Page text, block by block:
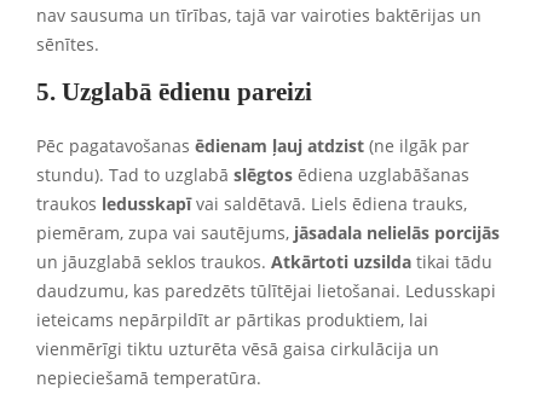
nav sausuma un tīrības, tajā var vairoties baktērijas un
sēnītes.
5. Uzglabā ēdienu pareizi
Pēc pagatavošanas ēdienam ļauj atdzist (ne ilgāk par
stundu). Tad to uzglabā slēgtos ēdiena uzglabāšanas
traukos ledusskapīvai saldētavā. Liels ēdiena trauks,
piemēram, zupa vai sautējums, jāsadala nelielās porcijās
un jāuzglabā seklos traukos. Atkārtoti uzsilda tikai tādu
daudzumu, kas paredzēts tūlītējai lietošanai. Ledusskapi
ieteicams nepārpildīt ar pārtikas produktiem, lai
vienmērīgi tiktu uzturēta vēsā gaisa cirkulācija un
nepieciešamā temperatūra.